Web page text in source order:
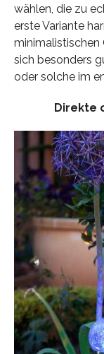
wählen, die zu
erste Variante
minimalistischen
sich besonders
oder solche im
Direkte